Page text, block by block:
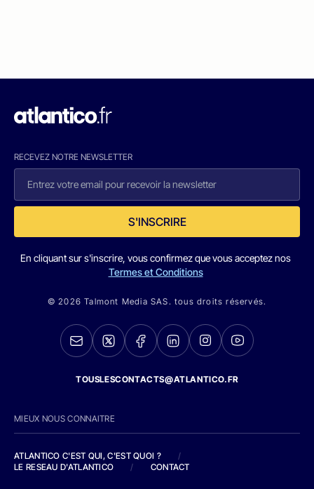
RECEVEZ NOTRE NEWSLETTER
S'INSCRIRE
En cliquant sur s'inscrire, vous confirmez que vous acceptez nos
Termes et Conditions
© 2026 Talmont Media SAS. tous droits réservés.
TOUSLESCONTACTS@ATLANTICO.FR
MIEUX NOUS CONNAITRE
ATLANTICO C'EST QUI, C'EST QUOI ?
/
LE RESEAU D'ATLANTICO
/ CONTACT